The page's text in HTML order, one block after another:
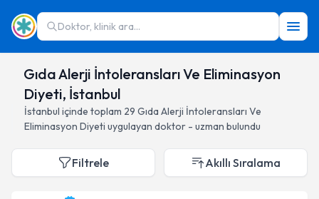
Doktor, klinik ara...
Gıda Alerji İntoleransları Ve Eliminasyon
Diyeti, İstanbul
İstanbul içinde toplam 29 Gıda Alerji İntoleransları Ve
Eliminasyon Diyeti uygulayan doktor - uzman bulundu
Filtrele Akıllı Sıralama